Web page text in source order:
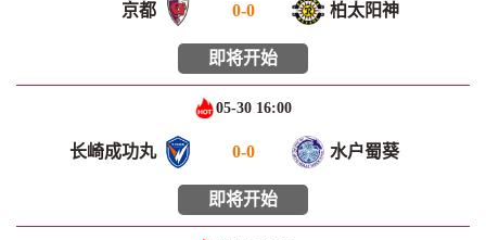
京都 0-0 柏太阳神
即将开始
05-30 16:00
长崎成功丸 0-0 水户蜀葵
即将开始